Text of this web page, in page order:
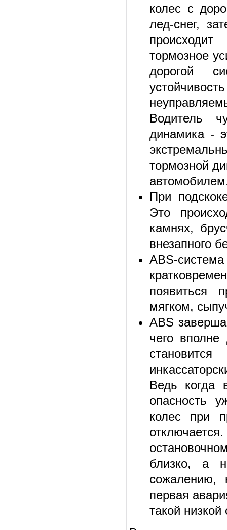
колес с
лед-снег,
тормозное
дорогой
Водитель
динамика -
тормозной
При
Это
камнях,
внезапного
ABS-
появиться
мягком,
ABS
чего вполне
Ведь когда
опасность
колес при
близко, а
сожалению,
первая
такой низкой